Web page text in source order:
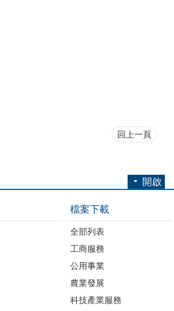
回上一頁
開啟
檔案下載
全部列表
工商服務
公用事業
農業發展
科技產業服務